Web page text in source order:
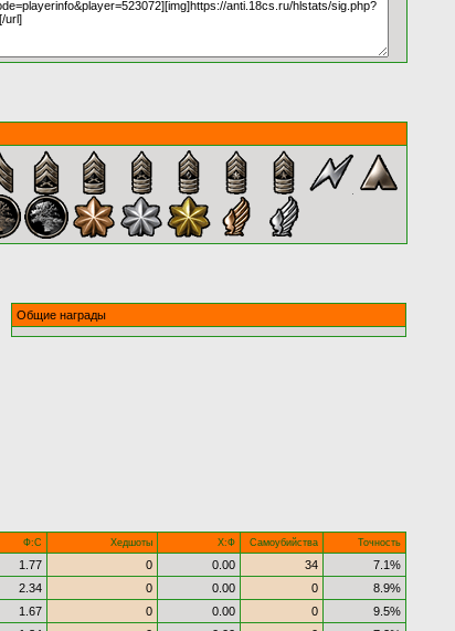
Общие награды
Ф:С Хедшоты Х:Ф Самоубийства Точность
1.77 0 0.00 34
7.1%
2.34 0 0.00 0
8.9%
1.67 0 0.00 0
9.5%